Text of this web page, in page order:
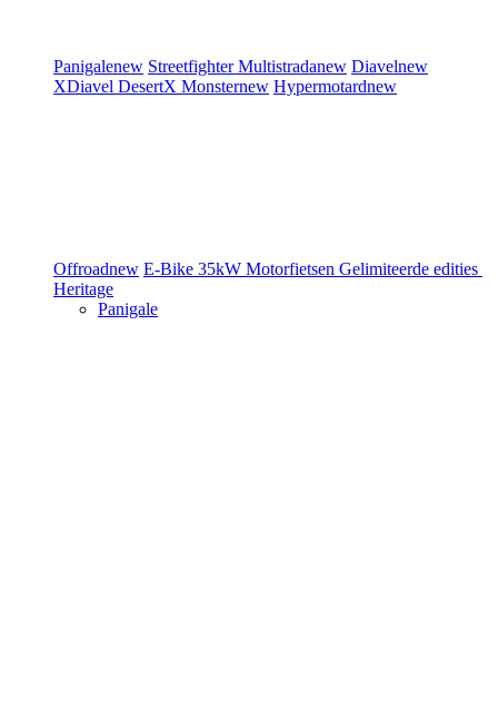
Panigalenew StreetfighterMultistradanew Diavelnew
XDiavel DesertX Monsternew Hypermotardnew
Offroadnew E-Bike 35kW Motorfietsen Gelimiteerde edities
Heritage
Panigale